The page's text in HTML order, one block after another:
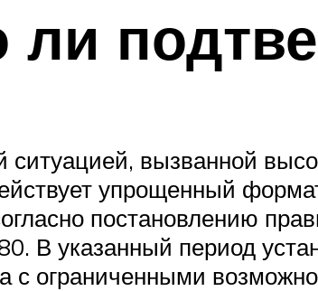
ситуацией, вызванной
упрощенный
постановлению
В указанный период
с ограниченными